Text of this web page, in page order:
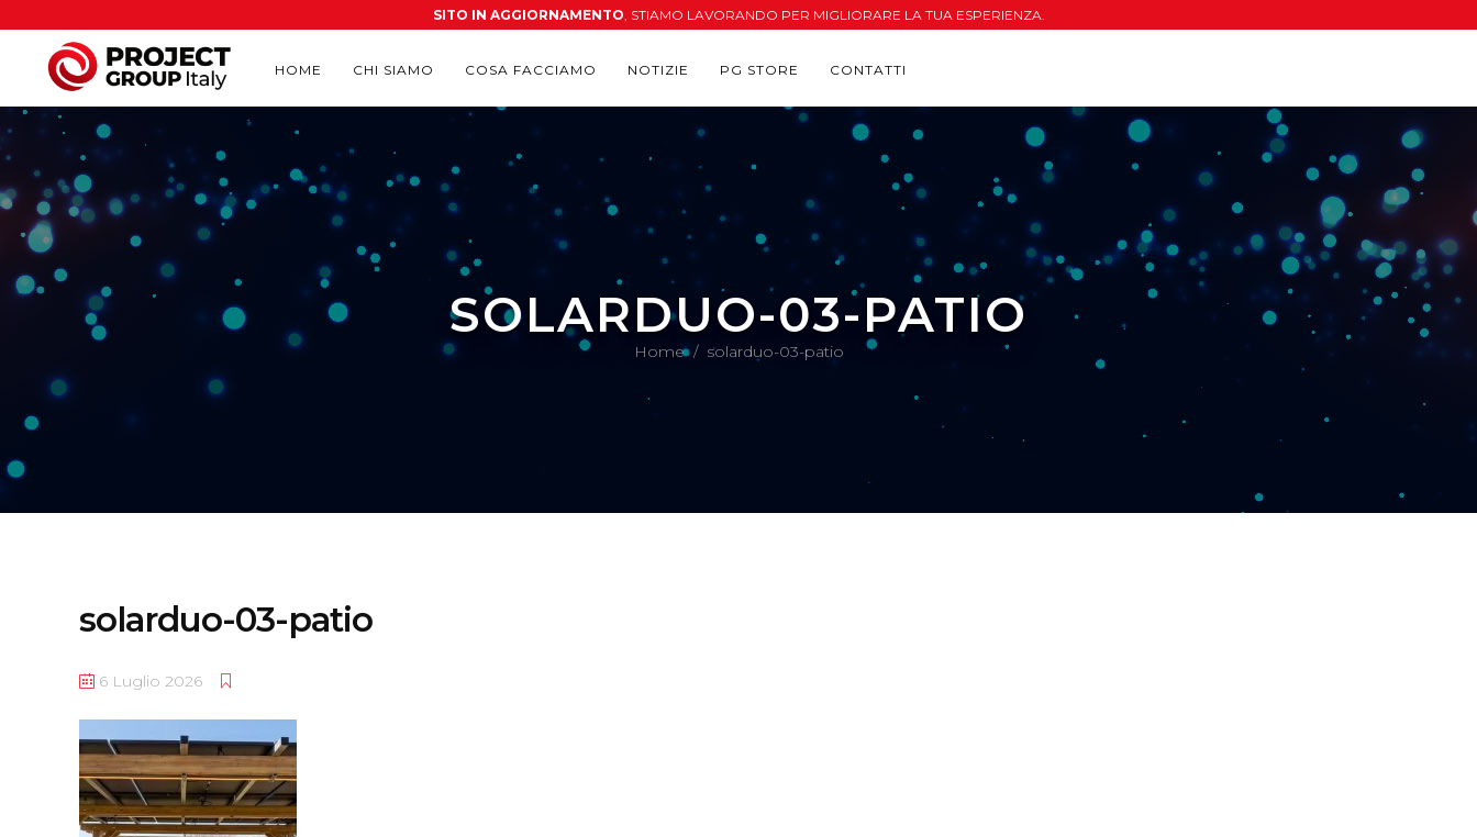
SITO IN AGGIORNAMENTO, STIAMO LAVORANDO PER MIGLIORARE LA TUA ESPERIENZA.
HOME CHI SIAMO COSA FACCIAMO NOTIZIE PG STORE CONTATTI
SOLARDUO-03-PATIO
Home/ solarduo-03-patio
solarduo-03-patio
6 Luglio 2026